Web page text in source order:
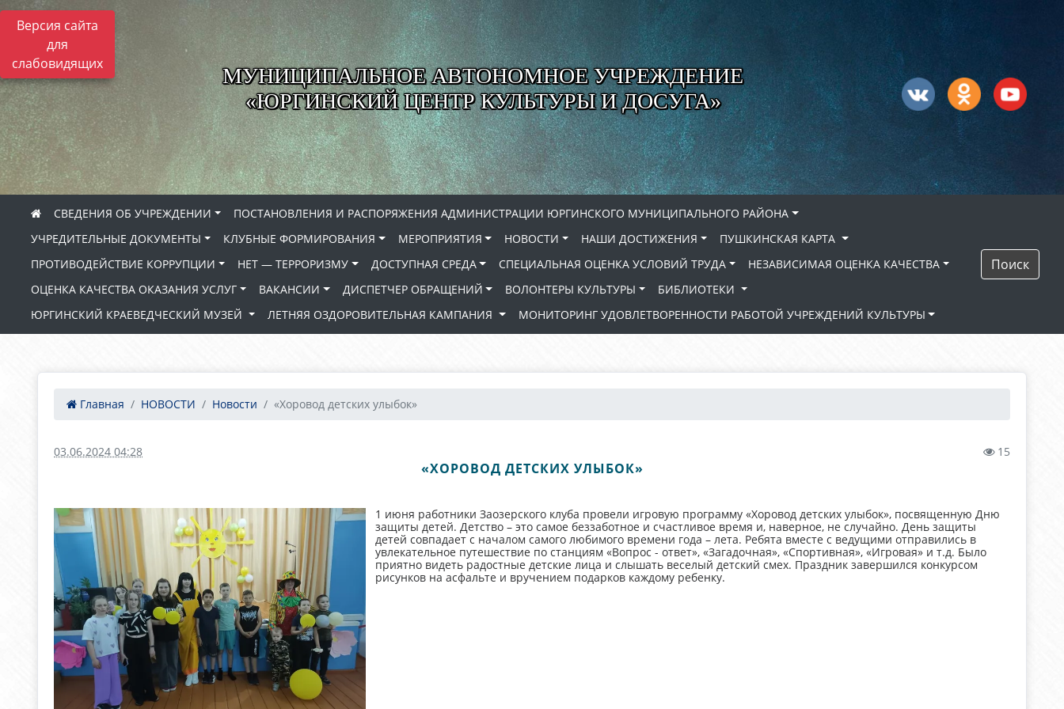
Версия сайта
для
слабовидящих
МУНИЦИПАЛЬНОЕ АВТОНОМНОЕ УЧРЕЖДЕНИЕ
«ЮРГИНСКИЙ ЦЕНТР КУЛЬТУРЫ И ДОСУГА»
СВЕДЕНИЯ ОБ УЧРЕЖДЕНИИ
ПОСТАНОВЛЕНИЯ И РАСПОРЯЖЕНИЯ АДМИНИСТРАЦИИ ЮРГИНСКОГО МУНИЦИПАЛЬНОГО РАЙОНА
УЧРЕДИТЕЛЬНЫЕ ДОКУМЕНТЫ
КЛУБНЫЕ ФОРМИРОВАНИЯ МЕРОПРИЯТИЯ НОВОСТИ НАШИ ДОСТИЖЕНИЯ
ПУШКИНСКАЯ КАРТА
ПРОТИВОДЕЙСТВИЕ КОРРУПЦИИ
НЕТ — ТЕРРОРИЗМУ ДОСТУПНАЯ СРЕДА СПЕЦИАЛЬНАЯ ОЦЕНКА УСЛОВИЙ ТРУДА
НЕЗАВИСИМАЯ ОЦЕНКА КАЧЕСТВА
ОЦЕНКА КАЧЕСТВА ОКАЗАНИЯ УСЛУГ
ВАКАНСИИ ДИСПЕТЧЕР ОБРАЩЕНИЙ ВОЛОНТЕРЫ КУЛЬТУРЫ
БИБЛИОТЕКИ
ЮРГИНСКИЙ КРАЕВЕДЧЕСКИЙ МУЗЕЙ
ЛЕТНЯЯ ОЗДОРОВИТЕЛЬНАЯ КАМПАНИЯ МОНИТОРИНГ УДОВЛЕТВОРЕННОСТИ РАБОТОЙ УЧРЕЖДЕНИЙ КУЛЬТУРЫ
Поиск
Главная НОВОСТИ Новости «Хоровод детских улыбок»
03.06.2024 04:28 15
«ХОРОВОД ДЕТСКИХ УЛЫБОК»
1 июня работники Заозерского клуба провели игровую программу «Хоровод детских улыбок», посвященную Дню
защиты детей. Детство – это самое беззаботное и счастливое время и, наверное, не случайно. День защиты
детей совпадает с началом самого любимого времени года – лета. Ребята вместе с ведущими отправились в
увлекательное путешествие по станциям «Вопрос - ответ», «Загадочная», «Спортивная», «Игровая» и т.д. Было
приятно видеть радостные детские лица и слышать веселый детский смех. Праздник завершился конкурсом
рисунков на асфальте и вручением подарков каждому ребенку.